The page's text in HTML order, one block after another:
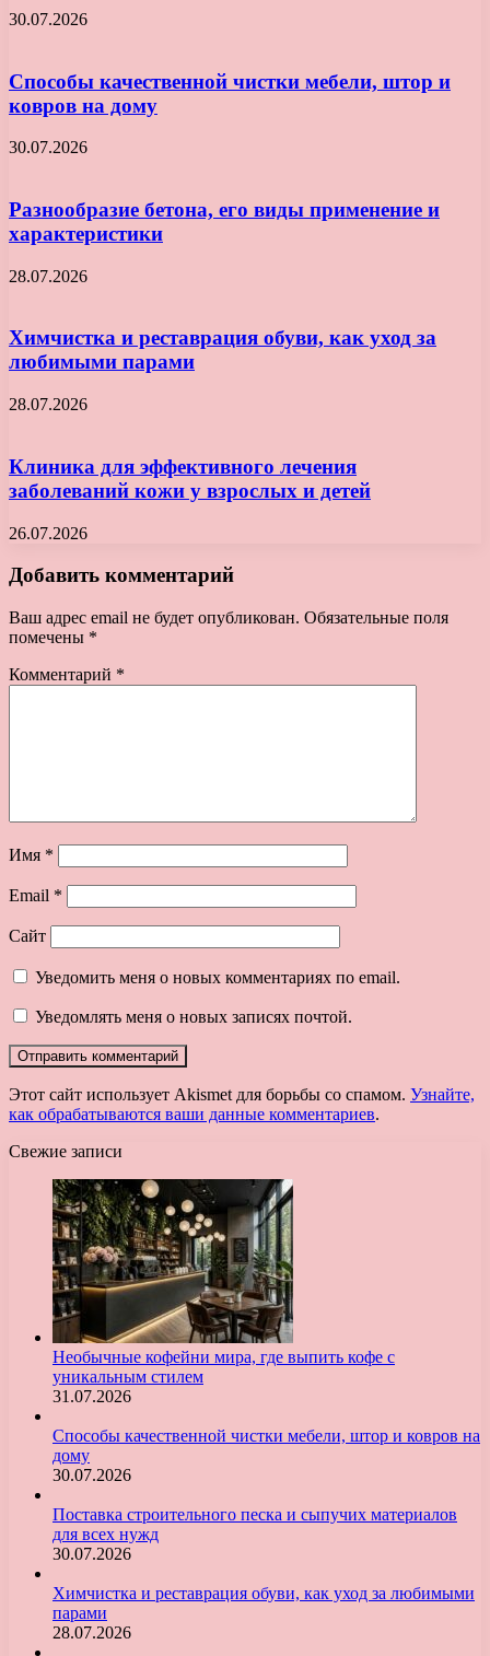
30.07.2026
Способы качественной чистки мебели, штор и
ковров на дому
30.07.2026
Разнообразие бетона, его виды применение и
характеристики
28.07.2026
Химчистка и реставрация обуви, как уход за
любимыми парами
28.07.2026
Клиника для эффективного лечения
заболеваний кожи у взрослых и детей
26.07.2026
Добавить комментарий
Ваш адрес email не будет опубликован. Обязательные поля
помечены *
Комментарий *
Имя *
Email *
Сайт
Уведомить меня о новых комментариях по email.
Уведомлять меня о новых записях почтой.
Этот сайт использует Akismet для борьбы со спамом. Узнайте,
как обрабатываются ваши данные комментариев.
Свежие записи
Необычные кофейни мира, где выпить кофе с
уникальным стилем
31.07.2026
Способы качественной чистки мебели, штор и ковров на
дому
30.07.2026
Поставка строительного песка и сыпучих материалов
для всех нужд
30.07.2026
Химчистка и реставрация обуви, как уход за любимыми
парами
28.07.2026